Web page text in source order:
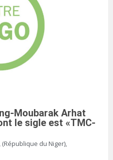
Moubarak Arhat
le sigle est «TMC-
du Niger),